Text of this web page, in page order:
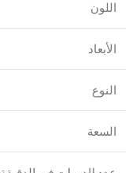
اللون
الأبعاد
النوع
السعة